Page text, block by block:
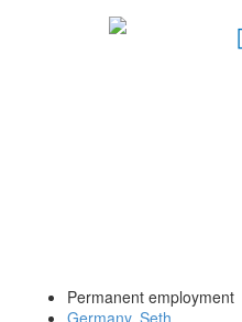
Permanent employment
Germany, Seth